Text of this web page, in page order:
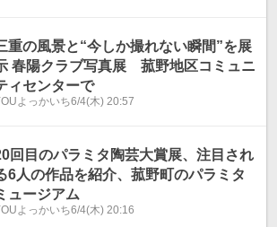
重の風景と“今しか撮れない瞬間”を展
野地区コミュニ
ィセンターで
よっかいち6/4(木) 20:57
回目のパラミタ陶芸大賞展、注目され
6人の作品を紹介、菰野町のパラミタ
ュージアム
よっかいち6/4(木) 20:16